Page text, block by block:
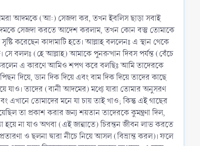
আদমকে (আ:) সেজদা কর, তখন ইবলিস ছাড়া সবাই
সেজদা করতে আদেশ করলাম, তখন কোন বস্তু তোমাকে
করেছেন কাদামাটি হতে। আল্লাহ বললেনঃ এ স্থান থেকে
সে বললঃ (হে আল্লাহ) আমাকে পুনরুত্থান দিবস পর্যন্ত (বেঁচে
এ কারণে আমিও শপথ করে বলছিঃ আমি তাদেরকে
দিয়ে, ডান দিক দিয়ে এবং বাম দিক দিয়ে তাদের কাছে
তাদের (বানী আদমের) মধ্যে যারা তোমার অনুসরণ
এখানে তোমাদের মনে যা চায় তাই খাও; কিন্তু এই গাছের
তা প্রকাশ করার জন্য শয়তান তাদেরকে কুমন্ত্রণা দিল,
না যাও অথবা (এই জান্নাতে) চিরন্তন জীবন লাভ করতে
ও ছলনা দ্বারা নীচে নিয়ে আসল (বিভ্রান্ত করল)। ফলে